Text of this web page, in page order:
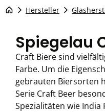
Hersteller
Spiegelau
Craft Biere sind
Farbe. Um die
gebrauten Biersorten
Serie Craft Beer
Spezialitäten wie India